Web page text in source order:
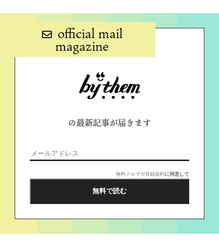
official mail
magazine
の最新記事が届きます
無料メルマガ登録規約に同意して